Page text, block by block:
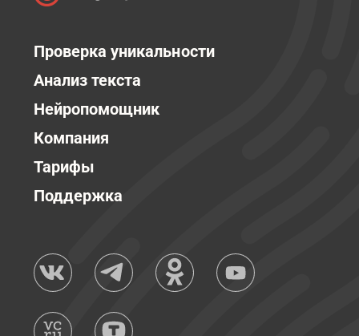
Проверка уникальности
Анализ текста
Нейропомощник
Компания
Тарифы
Поддержка